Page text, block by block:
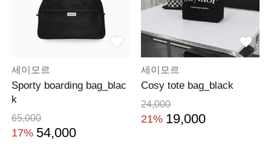
세이모르
Sporty boarding bag_blac
k
65,000
17% 54,000
세이모르
Cosy tote bag_black
24,000
21% 19,000